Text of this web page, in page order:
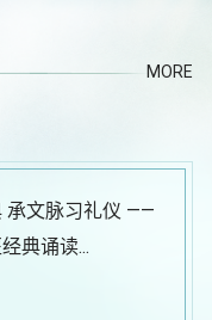
MORE
承文脉习礼仪 ——
典诵读...